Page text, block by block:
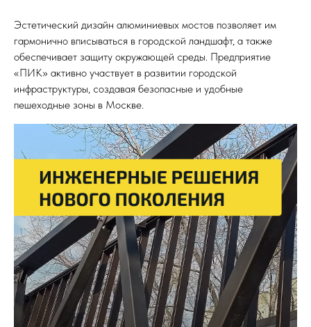
Эстетический дизайн алюминиевых мостов позволяет им
гармонично вписываться в городской ландшафт, а также
обеспечивает защиту окружающей среды. Предприятие
«ПИК» активно участвует в развитии городской
инфраструктуры, создавая безопасные и удобные
пешеходные зоны в Москве.